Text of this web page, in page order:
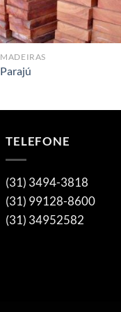
MADEIRAS
Parajú
TELEFONE
(31) 3494-3818
(31) 99128-8600
(31) 34952582